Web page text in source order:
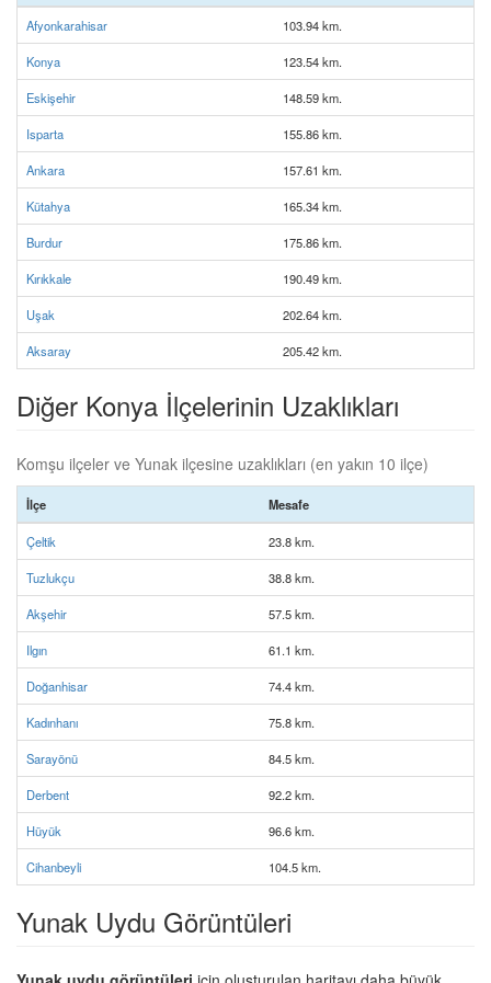
Afyonkarahisar 103.94 km.
Konya 123.54 km.
Eskişehir 148.59 km.
Isparta 155.86 km.
Ankara 157.61 km.
Kütahya 165.34 km.
Burdur 175.86 km.
Kırıkkale 190.49 km.
Uşak 202.64 km.
Aksaray 205.42 km.
Diğer Konya İlçelerinin Uzaklıkları
Komşu ilçeler ve Yunak ilçesine uzaklıkları (en yakın 10 ilçe)
İlçe Mesafe
Çeltik 23.8 km.
Tuzlukçu 38.8 km.
Akşehir 57.5 km.
Ilgın 61.1 km.
Doğanhisar 74.4 km.
Kadınhanı 75.8 km.
Sarayönü 84.5 km.
Derbent 92.2 km.
Hüyük 96.6 km.
Cihanbeyli 104.5 km.
Yunak Uydu Görüntüleri